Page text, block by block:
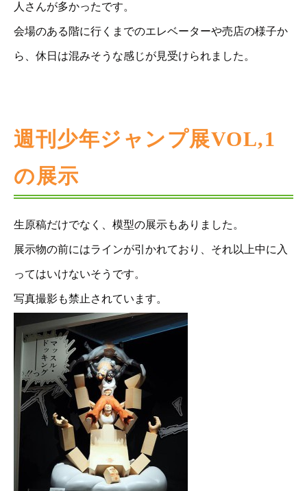
人さんが多かったです。
会場のある階に行くまでのエレベーターや売店の様子か
ら、休日は混みそうな感じが見受けられました。
週刊少年ジャンプ展VOL,1
の展示
生原稿だけでなく、模型の展示もありました。
展示物の前にはラインが引かれており、それ以上中に入
ってはいけないそうです。
写真撮影も禁止されています。